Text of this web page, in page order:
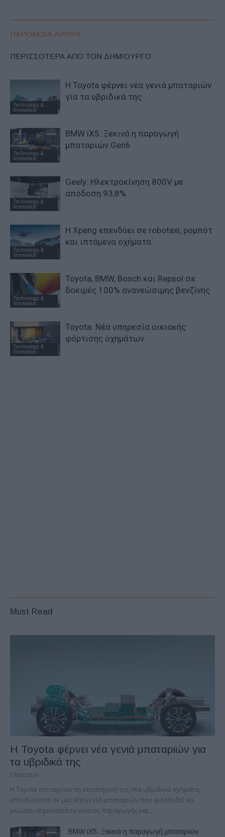
ΠΑΡΟΜΟΙΑ ΑΡΘΡΑ
ΠΕΡΙΣΣΟΤΕΡΑ ΑΠΟ ΤΟΝ ΔΗΜΙΟΥΡΓΟ
Technology &
Innovation
Η Toyota φέρνει νέα γενιά μπαταριών
για τα υβριδικά της
Technology &
Innovation
BMW iX5: Ξεκινά η παραγωγή
μπαταριών Gen6
Technology &
Innovation
Geely: Ηλεκτροκίνηση 800V με
απόδοση 93,8%
Technology &
Innovation
Η Xpeng επενδύει σε robotaxi, ρομπότ
και ιπτάμενα οχήματα
Technology &
Innovation
Toyota, BMW, Bosch και Repsol σε
δοκιμές 100% ανανεώσιμης βενζίνης
Technology &
Innovation
Toyota: Νέα υπηρεσία οικιακής
φόρτισης οχημάτων
Must Read
Η Toyota φέρνει νέα γενιά μπαταριών για
τα υβριδικά της
07/08/2026
Η Toyota επιταχύνει τη στρατηγική της στα υβριδικά οχήματα,
επενδύοντας σε μια νέα γενιά μπαταριών που φιλοδοξεί να
μειώσει σημαντικά το κόστος παραγωγής και...
BMW iX5: Ξεκινά η παραγωγή μπαταριών